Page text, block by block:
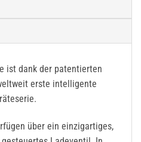
ist dank der patentierten
erste intelligente
über ein einzigartiges,